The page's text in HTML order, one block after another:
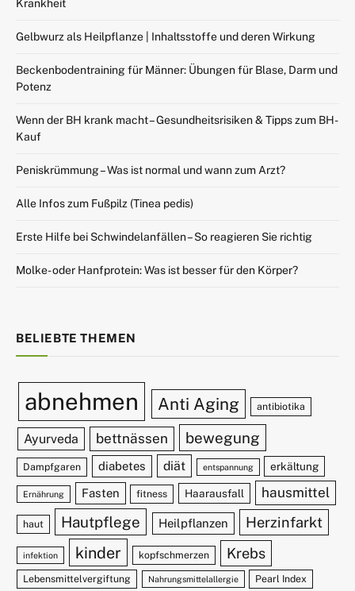
Krankheit
Gelbwurz als Heilpflanze | Inhaltsstoffe und deren Wirkung
Beckenbodentraining für Männer: Übungen für Blase, Darm und
Potenz
Wenn der BH krank macht – Gesundheitsrisiken & Tipps zum BH-
Kauf
Peniskrümmung – Was ist normal und wann zum Arzt?
Alle Infos zum Fußpilz (Tinea pedis)
Erste Hilfe bei Schwindelanfällen – So reagieren Sie richtig
Molke- oder Hanfprotein: Was ist besser für den Körper?
BELIEBTE THEMEN
abnehmen Anti Aging antibiotika
Ayurveda bettnässen bewegung
Dampfgaren diabetes diät entspannung erkältung
Ernährung Fasten fitness Haarausfall hausmittel
haut Hautpflege Heilpflanzen Herzinfarkt
infektion kinder kopfschmerzen Krebs
Lebensmittelvergiftung Nahrungsmittelallergie Pearl Index